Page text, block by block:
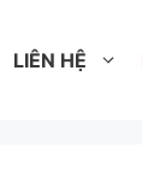
LIÊN HỆ